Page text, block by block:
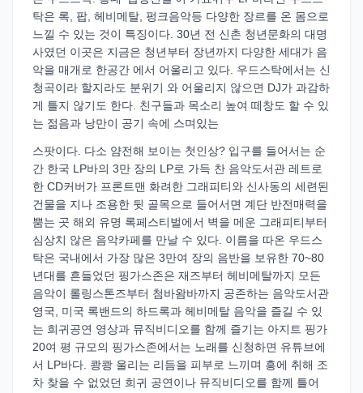
탁은 록, 팝, 헤비메탈, 펑크음악등 다양한 장르를 온 몸으로
느낄 수 있는 것이 특징이다. 30년 전 신촌 청년문화의 대명
사였던 이곳은 지금은 청년부터 장년까지 다양한 세대가 음
악을 매개로 한공간 에서 어울리고 있다. 우드스탁에서는 신
청곡이라 할지라도 분위기 와 어울리지 않으면 DJ가 과감하
게 틀지 않기도 한다. 친구들과 목소리 높여 떼창도 할 수 있
는 젊음과 낭만이 공기 속에 스며있는
스팟이다. 다소 얌전해 보이는 첫인상? 입구를 들어서는 순
간 한국 LP바의 3만 장의 LP로 가득 찬 음악도서관 레트로
한 CD커버가 프론트맨 화려한 그래피티와 신사동의 세련된
건물을 지나 조용한 뒷 골목으로 들어서면 계단 반전매력을
뿜는 곳 해외 유명 록페스티벌에서 벽을 메운 그래피티부터
심상치 않은 음악카페를 만날 수 있다. 이름을 따온 우드스
탁은 국내에서 가장 많은 3만여 장의 음반을 보유한 70~80
년대를 흔들었던 핑가스존은 재즈부터 헤비메탈까지 모든
음악이 롤링스톤즈부터 첨바왐바까지 공존하는 음악도서관
영국, 미국 록밴드의 하드록과 헤비메탈 음악을 즐길 수 있
는 희귀공연 영상과 뮤직비디오를 함께 즐기는 아지트 핑가
20여 평 규모의 핑가스존에서는 노래를 신청하면 유튜브에
서 LP바다. 쾅쾅 울리는 리듬을 피부로 느끼며 흥에 취해 조
차 찾을 수 없었던 희귀 공연이나 뮤직비디오를 함께 틀어